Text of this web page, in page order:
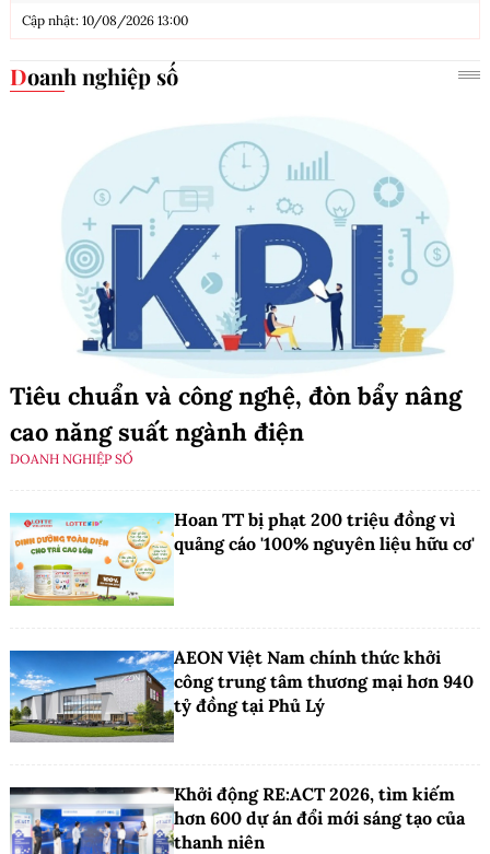
Cập nhật: 10/08/2026 13:00
Doanh nghiệp số
Tiêu chuẩn và công nghệ, đòn bẩy nâng
cao năng suất ngành điện
DOANH NGHIỆP SỐ
Hoan TT bị phạt 200 triệu đồng vì
quảng cáo '100% nguyên liệu hữu cơ'
AEON Việt Nam chính thức khởi
công trung tâm thương mại hơn 940
tỷ đồng tại Phủ Lý
Khởi động RE:ACT 2026, tìm kiếm
hơn 600 dự án đổi mới sáng tạo của
thanh niên